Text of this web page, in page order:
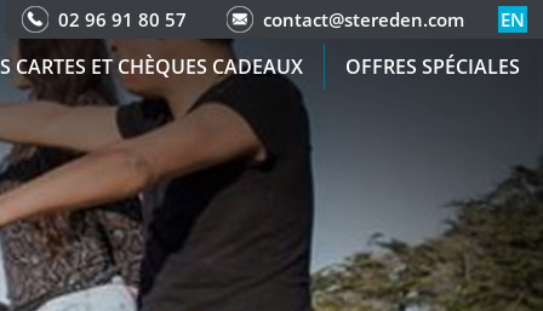
02 96 91 80 57 contact@stereden.com EN
CARTES ET CHÈQUES CADEAUX OFFRES SPÉCIALES